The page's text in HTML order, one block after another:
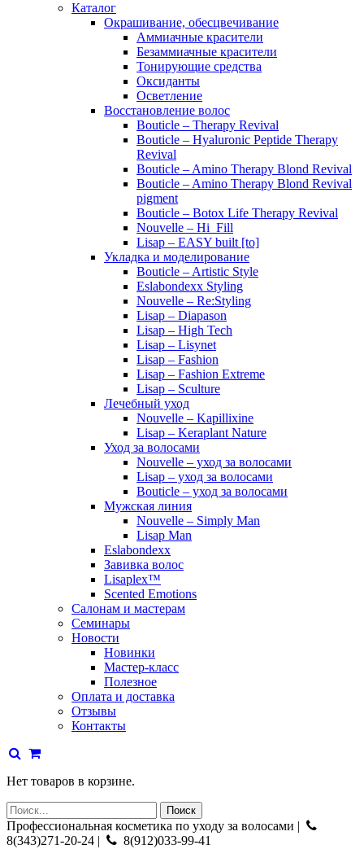
Каталог
Окрашивание, обесцвечивание
Аммиачные красители
Безаммиачные красители
Тонирующие средства
Оксиданты
Осветление
Восстановление волос
Bouticle – Therapy Revival
Bouticle – Hyaluronic Peptide Therapy
Revival
Bouticle – Amino Therapy Blond Revival
Bouticle – Amino Therapy Blond Revival
pigment
Bouticle – Botox Life Therapy Revival
Nouvelle – Hi_Fill
Lisap – EASY built [to]
Укладка и моделирование
Bouticle – Artistic Style
Eslabondexx Styling
Nouvelle – Re:Styling
Lisap – Diapason
Lisap – High Tech
Lisap – Lisynet
Lisap – Fashion
Lisap – Fashion Extreme
Lisap – Sculture
Лечебный уход
Nouvelle – Kapillixine
Lisap – Keraplant Nature
Уход за волосами
Nouvelle – уход за волосами
Lisap – уход за волосами
Bouticle – уход за волосами
Мужская линия
Nouvelle – Simply Man
Lisap Man
Eslabondexx
Завивка волос
Lisaplex™
Scented Emotions
Салонам и мастерам
Семинары
Новости
Новинки
Мастер-класс
Полезное
Оплата и доставка
Отзывы
Контакты
Нет товаров в корзине.
Профессиональная косметика по уходу за волосами |
8(343)271-20-24 |
8(912)033-99-41